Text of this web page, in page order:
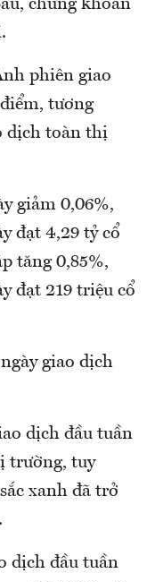
chứng khoán
phiên giao
tương
dịch toàn thị
giảm 0,06%,
đạt 4,29 tỷ cổ
tăng 0,85%,
đạt 219 triệu cổ
giao dịch
dịch đầu tuần
trường, tuy
xanh đã trở
dịch đầu tuần